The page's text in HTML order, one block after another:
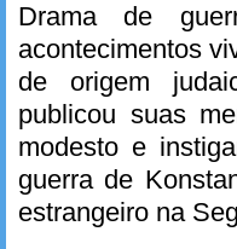
Drama de
acontecimentos
de origem
publicou suas
modesto e
guerra de
estrangeiro na